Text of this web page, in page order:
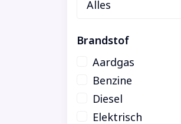
Brandstof
Aardgas
Benzine
Diesel
Elektrisch